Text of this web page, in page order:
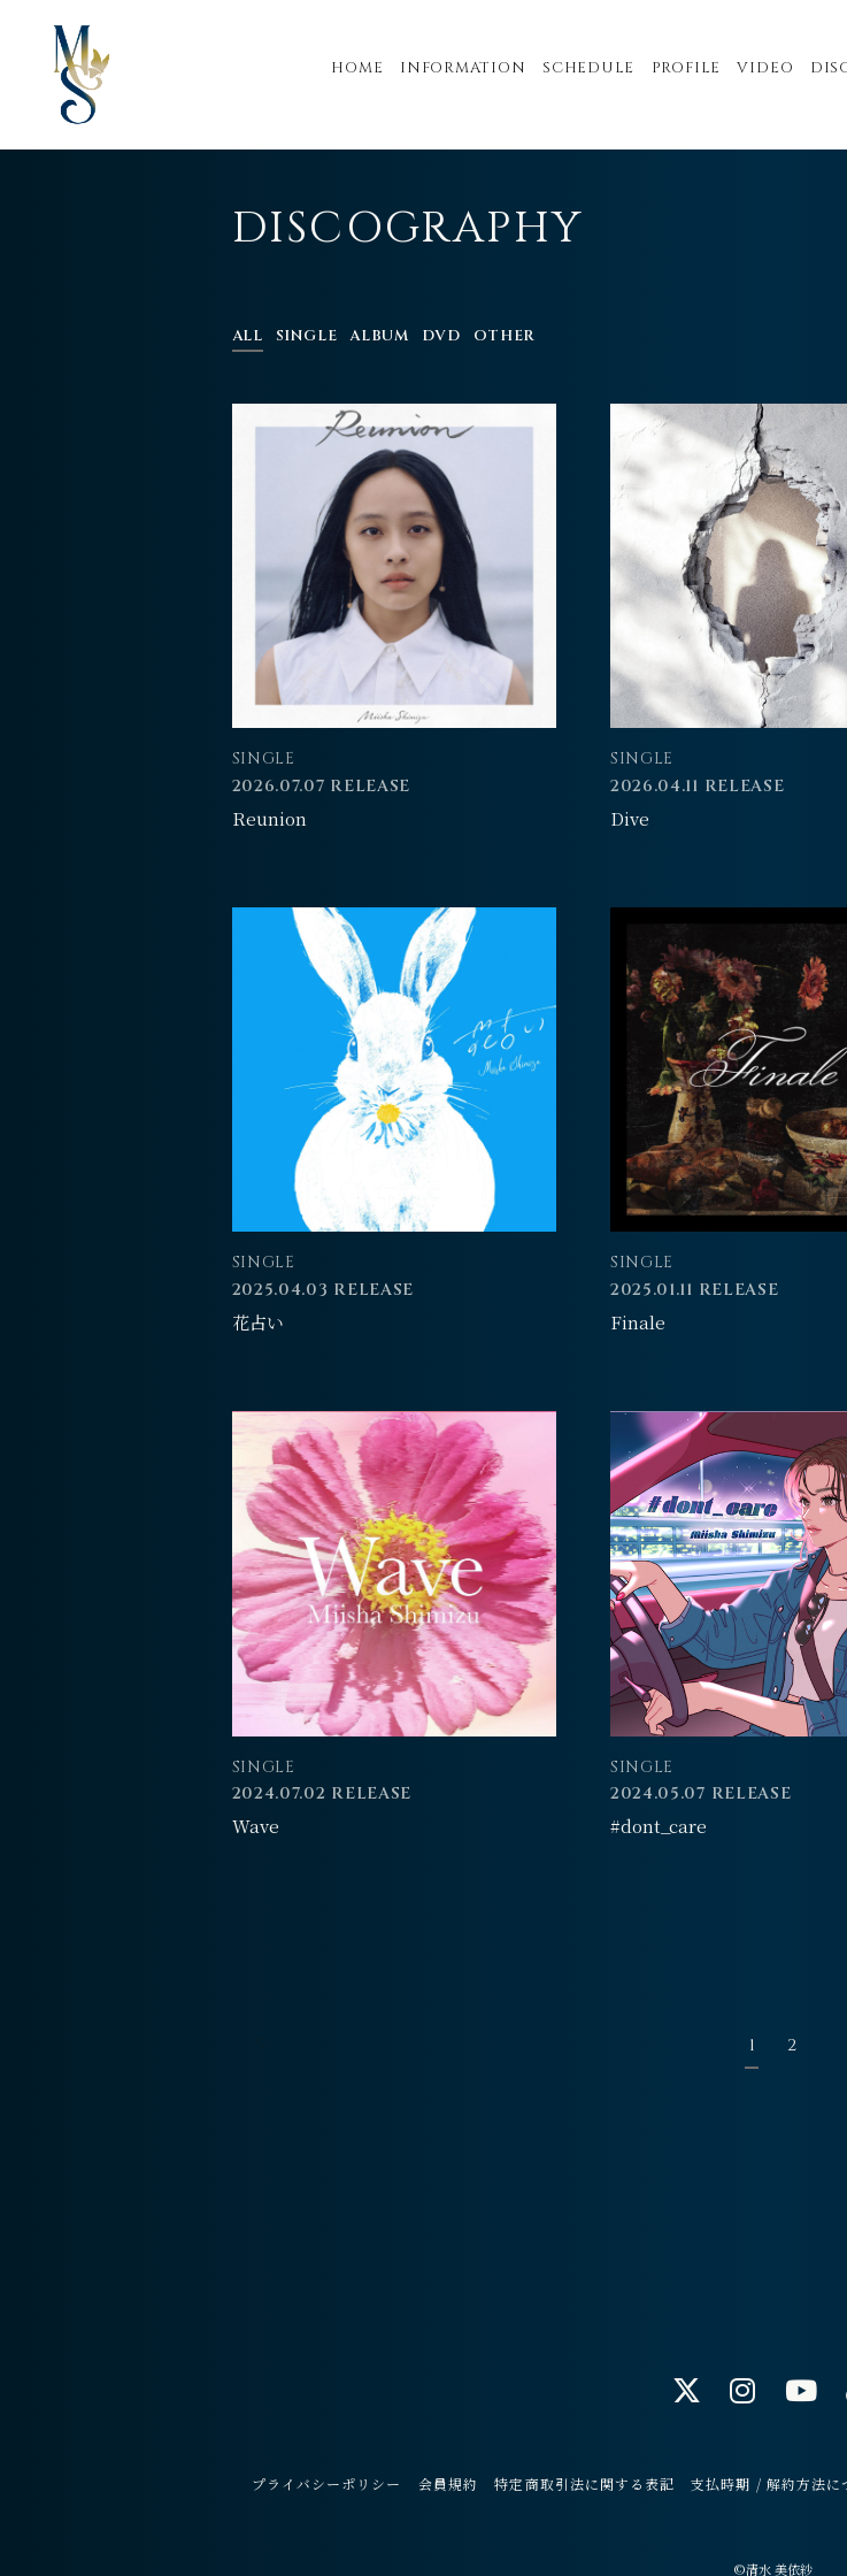
HOME INFORMATION SCHEDULE PROFILE VIDEO
DISCOGRAPHY
ALL SINGLE ALBUM DVD OTHER
SINGLE
2026.07.07 RELEASE
Reunion
SINGLE
2026.04.11 RELEASE
Dive
SINGLE
2025.04.03 RELEASE
花占い
SINGLE
2025.01.11 RELEASE
Finale
SINGLE
2024.07.02 RELEASE
Wave
SINGLE
2024.05.07 RELEASE
#dont_care
1 2
プライバシーポリシー 会員規約 特定商取引法に関する表記 支払時期 / 解約方法に
©清水 美依紗